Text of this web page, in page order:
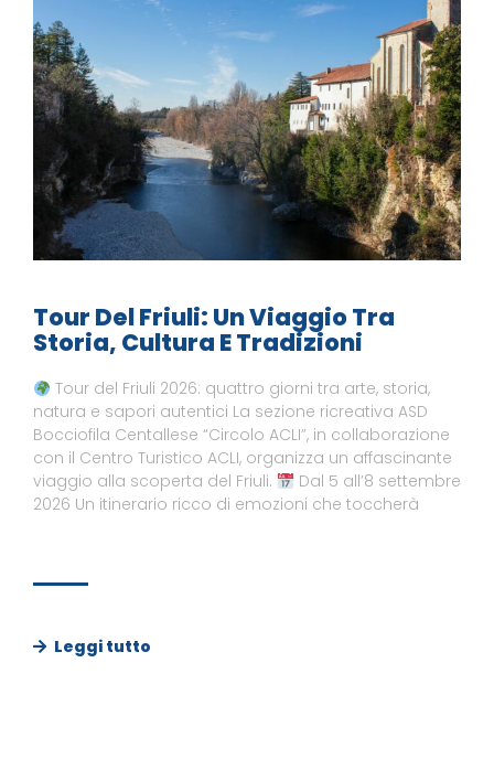
Tour Del Friuli: Un Viaggio Tra
Storia, Cultura E Tradizioni
Tour del Friuli 2026: quattro giorni tra arte, storia,
natura e sapori autentici La sezione ricreativa ASD
Bocciofila Centallese “Circolo ACLI”, in collaborazione
con il Centro Turistico ACLI, organizza un affascinante
viaggio alla scoperta del Friuli.
Dal 5 all’8 settembre
2026 Un itinerario ricco di emozioni che toccherà
Leggi tutto